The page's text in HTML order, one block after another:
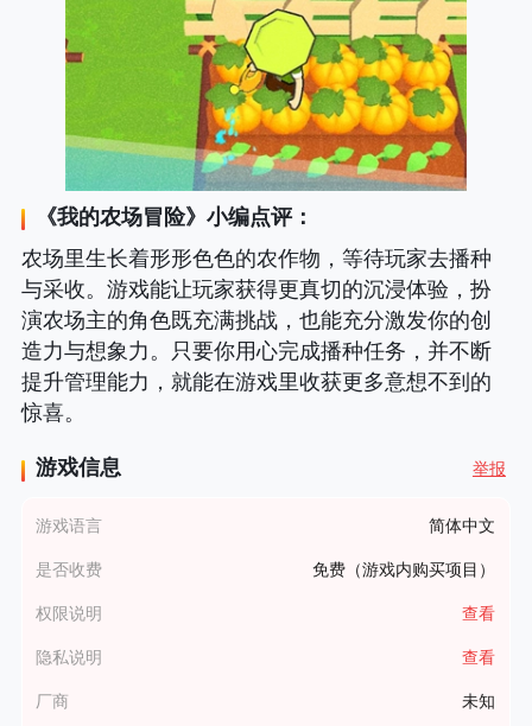
《我的农场冒险》小编点评：
农场里生长着形形色色的农作物，等待玩家去播种
与采收。游戏能让玩家获得更真切的沉浸体验，扮
演农场主的角色既充满挑战，也能充分激发你的创
造力与想象力。只要你用心完成播种任务，并不断
提升管理能力，就能在游戏里收获更多意想不到的
惊喜。
游戏信息 举报
游戏语言 简体中文
是否收费 免费（游戏内购买项目）
权限说明 查看
隐私说明 查看
厂商 未知